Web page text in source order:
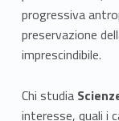
v
e
s
progressiva
preservazione
imprescindibile.
Chi studia
interesse, quali i